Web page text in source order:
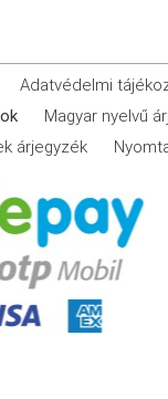
Adatvédelmi
Magyar nyelvű
árjegyzék